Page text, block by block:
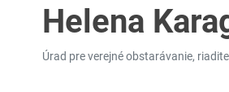
Helena
Úrad pre verejné obstarávanie,